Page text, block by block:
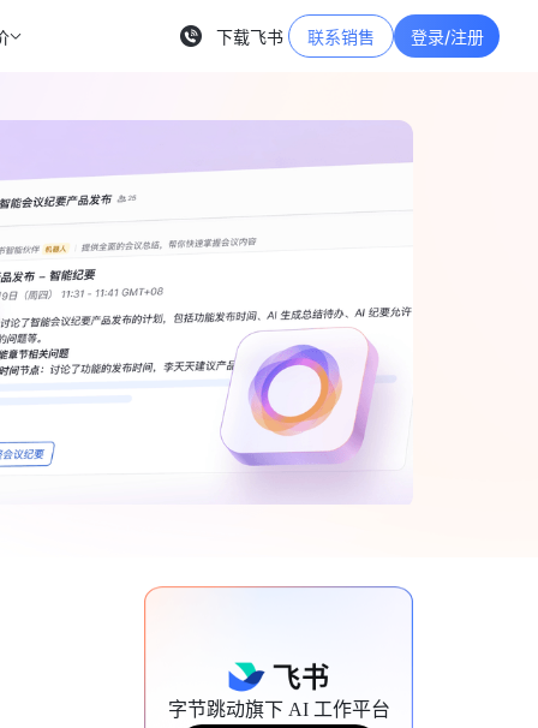
下载飞书 联系销售 登录/注册
字节跳动旗下 AI 工作平台